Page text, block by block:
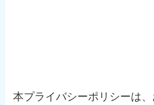
本プライバシーポリシーは